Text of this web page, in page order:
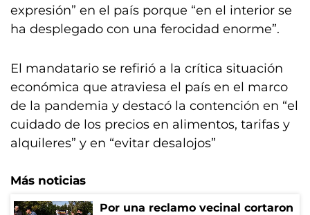
expresión” en el país porque “en el interior se
ha desplegado con una ferocidad enorme”.
El mandatario se refirió a la crítica situación
económica que atraviesa el país en el marco
de la pandemia y destacó la contención en “el
cuidado de los precios en alimentos, tarifas y
alquileres” y en “evitar desalojos”
Más noticias
Por una reclamo vecinal cortaron